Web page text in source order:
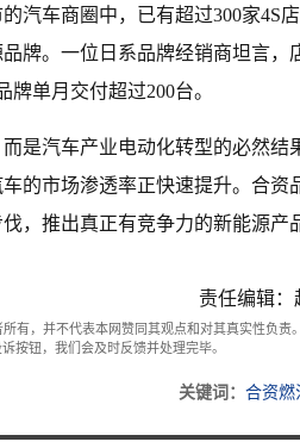
汽车商圈中，已有超过300家4S
牌。一位日系品牌经销商坦言，
单月交付超过200台。
是汽车产业电动化转型的必然结
的市场渗透率正快速提升。合资
，推出真正有竞争力的新能源产
责任编辑：
有，并不代表本网赞同其观点和对其真实性负责
按钮，我们会及时反馈并处理完毕。
关键词： 合资燃